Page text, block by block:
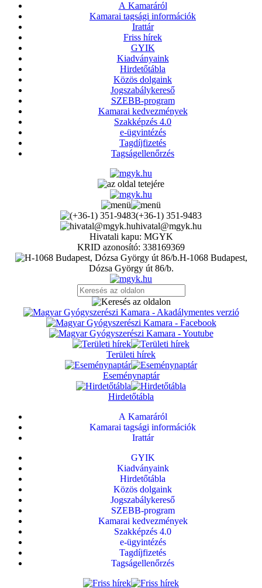
A Kamaráról
Kamarai tagsági információk
Irattár
Friss hírek
GYIK
Kiadványaink
Hirdetőtábla
Közös dolgaink
Jogszabálykereső
SZEBB-program
Kamarai kedvezmények
Szakképzés 4.0
e-ügyintézés
Tagdíjfizetés
Tagságellenőrzés
(+36-1) 351-9483
hivatal@mgyk.hu
Hivatali kapu: MGYK
KRID azonosító: 338169369
H-1068 Budapest,
Dózsa György út 86/b.
Területi hírek
Eseménynaptár
Hirdetőtábla
A Kamaráról
Kamarai tagsági információk
Irattár
GYIK
Kiadványaink
Hirdetőtábla
Közös dolgaink
Jogszabálykereső
SZEBB-program
Kamarai kedvezmények
Szakképzés 4.0
e-ügyintézés
Tagdíjfizetés
Tagságellenőrzés